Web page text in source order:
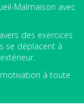
Malmaison avec
des exercices
se déplacent à
à toute